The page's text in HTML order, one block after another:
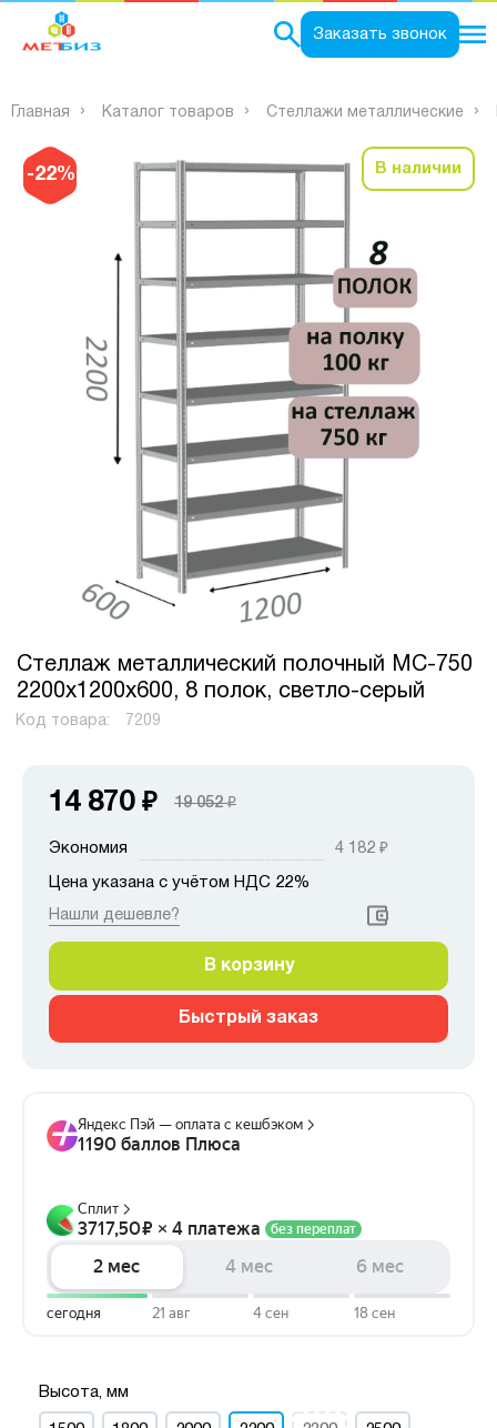
Заказать звонок
Главная Каталог товаров Стеллажи металлические
-22% В наличии
Стеллаж металлический полочный МС-750
2200х1200х600, 8 полок, светло-серый
Код товара: 7209
14 870 ₽ 19 052₽
Экономия 4 182 ₽
Цена указана с учётом НДС 22%
Нашли дешевле?
В корзину
Быстрый заказ
Высота, мм